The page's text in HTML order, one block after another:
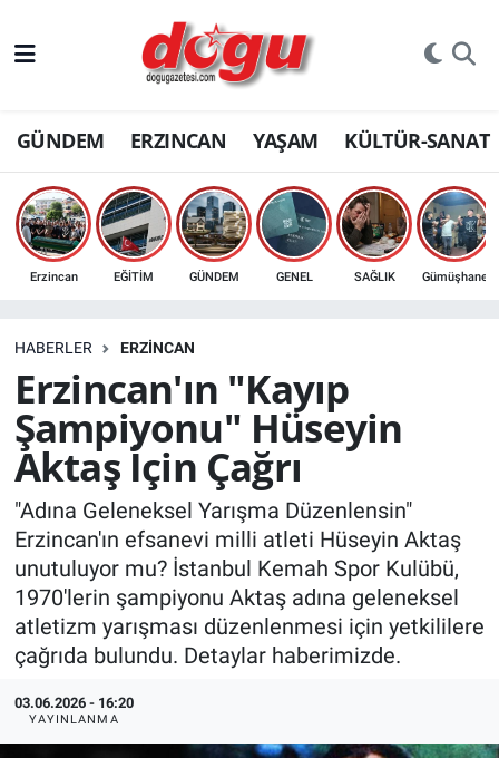
GÜNDEM ERZINCAN YAŞAM KÜLTÜR-SANAT
Erzincan EĞİTİM GÜNDEM GENEL SAĞLIK Gümüşhane
HABERLER ERZINCAN
Erzincan'ın "Kayıp
Şampiyonu" Hüseyin
Aktaş İçin Çağrı
"Adına Geleneksel Yarışma Düzenlensin"
Erzincan'ın efsanevi milli atleti Hüseyin Aktaş
unutuluyor mu? İstanbul Kemah Spor Kulübü,
1970'lerin şampiyonu Aktaş adına geleneksel
atletizm yarışması düzenlenmesi için yetkililere
çağrıda bulundu. Detaylar haberimizde.
03.06.2026 - 16:20
YAYINLANMA
ERZINCAN
GÜNDEM
ERZİNCAN FOTOĞRAFLARI
SAĞLIK
EKONOMİ
Bilim, teknoloji
GENEL
KÜLTÜR-SANAT
Yerel Haber
Politika
SPOR